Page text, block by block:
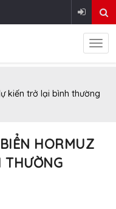
kiến ​​trở lại bình thường
HORMUZ
THƯỜNG